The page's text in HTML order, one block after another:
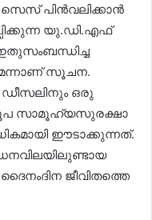
പിൻവലിക്കാൻ
യു.ഡി.എഫ്
സൂചന.
ഡീസലിനും ഒരു
രൂപ സാമൂഹ്യസുരക്ഷാ
ഈടാക്കുന്നത്.
ജീവിതത്തെ